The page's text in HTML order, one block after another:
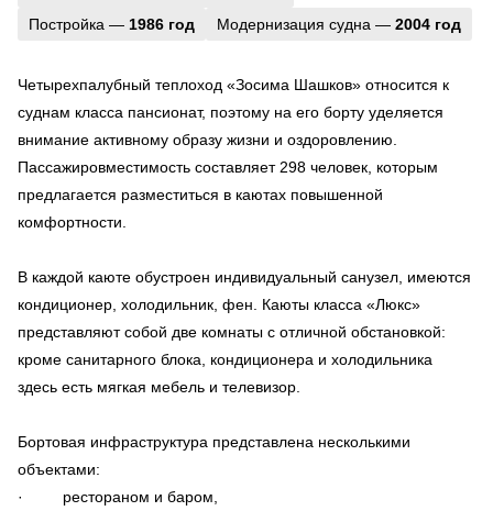
Постройка — 1986 год Модернизация судна — 2004 год
Четырехпалубный теплоход «Зосима Шашков» относится к
суднам класса пансионат, поэтому на его борту уделяется
внимание активному образу жизни и оздоровлению.
Пассажировместимость составляет 298 человек, которым
предлагается разместиться в каютах повышенной
комфортности.
В каждой каюте обустроен индивидуальный санузел, имеются
кондиционер, холодильник, фен. Каюты класса «Люкс»
представляют собой две комнаты с отличной обстановкой:
кроме санитарного блока, кондиционера и холодильника
здесь есть мягкая мебель и телевизор.
Бортовая инфраструктура представлена несколькими
объектами:
· рестораном и баром,